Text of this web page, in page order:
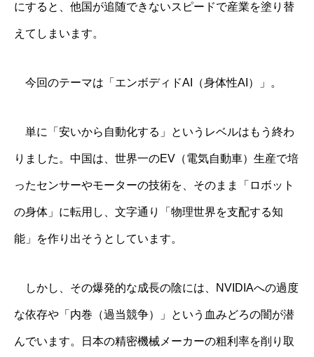
にすると、他国が追随できないスピードで産業を塗り替
えてしまいます。
今回のテーマは「エンボディドAI（身体性AI）」。
単に「安いから自動化する」というレベルはもう終わ
りました。中国は、世界一のEV（電気自動車）生産で培
ったセンサーやモーターの技術を、そのまま「ロボット
の身体」に転用し、文字通り「物理世界を支配する知
能」を作り出そうとしています。
しかし、その爆発的な成長の陰には、NVIDIAへの過度
な依存や「内巻（過当競争）」という血みどろの闇が潜
んでいます。日本の精密機械メーカーの粗利率を削り取